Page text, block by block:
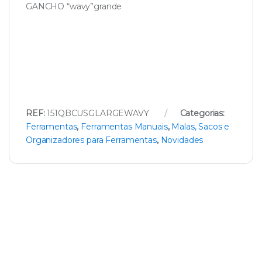
GANCHO “wavy”grande
REF:151QBCUSGLARGEWAVY
Categorias:
Ferramentas, Ferramentas Manuais, Malas, Sacos e
Organizadores para Ferramentas, Novidades